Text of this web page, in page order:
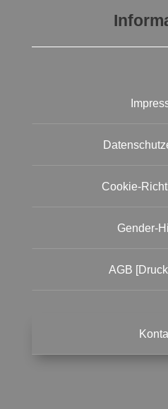
Cookie-
Gender-
AGB